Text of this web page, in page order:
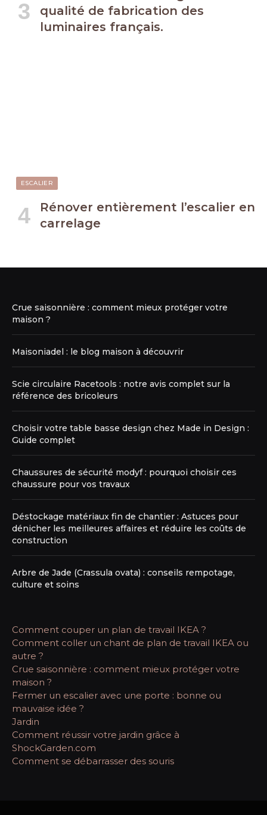
qualité de fabrication des
luminaires français.
ESCALIER
Rénover entièrement l’escalier en
carrelage
Crue saisonnière : comment mieux protéger votre
maison ?
Maisoniadel : le blog maison à découvrir
Scie circulaire Racetools : notre avis complet sur la
référence des bricoleurs
Choisir votre table basse design chez Made in Design :
Guide complet
Chaussures de sécurité modyf : pourquoi choisir ces
chaussure pour vos travaux
Déstockage matériaux fin de chantier : Astuces pour
dénicher les meilleures affaires et réduire les coûts de
construction
Arbre de Jade (Crassula ovata) : conseils rempotage,
culture et soins
Comment couper un plan de travail IKEA ?
Comment coller un chant de plan de travail IKEA ou
autre ?
Crue saisonnière : comment mieux protéger votre
maison ?
Fermer un escalier avec une porte : bonne ou
mauvaise idée ?
Jardin
Comment réussir votre jardin grâce à
ShockGarden.com
Comment se débarrasser des souris